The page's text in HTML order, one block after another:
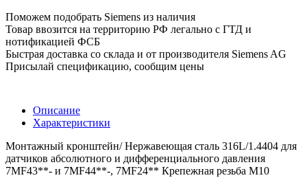
Поможем подобрать Siemens из наличия
Товар ввозится на территорию РФ легально с ГТД и
нотификацией ФСБ
Быстрая доставка со склада и от производителя Siemens AG
Присылай спецификацию, сообщим цены
Описание
Характеристики
Монтажный кронштейн/ Нержавеющая сталь 316L/1.4404 для
датчиков абсолютного и дифференциального давления
7MF43**- и 7MF44**-, 7MF24** Крепежная резьба M10